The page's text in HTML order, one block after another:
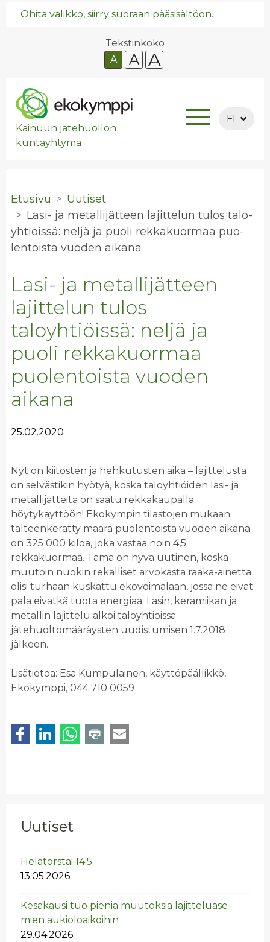
Ohita valikko, siirry suoraan pääsisältöön.
Tekstinkoko
A
A A
Kainuun jätehuollon
kuntayhtymä
FI
Uutiset
He­la­tors­tai 14.5
13.05.2026
Ke­sä­kausi tuo pie­niä muu­tok­sia la­jit­te­lua­se­
mien au­kio­loai­koi­hin
29.04.2026
Etusivu
Uutiset
Lasi- ja me­tal­li­jät­teen la­jit­te­lun tulos ta­lo­
yh­tiöis­sä: neljä ja puoli rek­ka­kuor­maa puo­
len­tois­ta vuo­den ai­ka­na
Lasi- ja metallijätteen
lajittelun tulos
taloyhtiöissä: neljä ja
puoli rekkakuormaa
puolentoista vuoden
aikana
25.02.2020
Nyt on kiitosten ja hehkutusten aika – lajittelusta
on selvästikin hyötyä, koska taloyhtiöiden lasi- ja
metallijätteitä on saatu rekkakaupalla
höytykäyttöön! Ekokympin tilastojen mukaan
talteenkerätty määrä puolentoista vuoden aikana
on 325 000 kiloa, joka vastaa noin 4,5
rekkakuormaa. Tämä on hyvä uutinen, koska
muutoin nuokin rekalliset arvokasta raaka-ainetta
olisi turhaan kuskattu ekovoimalaan, jossa ne eivät
pala eivätkä tuota energiaa. Lasin, keramiikan ja
metallin lajittelu alkoi taloyhtiöissä
jätehuoltomääräysten uudistumisen 1.7.2018
jälkeen.
Lisätietoa: Esa Kumpulainen, käyttöpäällikkö,
Ekokymppi, 044 710 0059